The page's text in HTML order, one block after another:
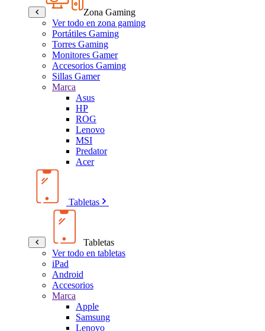
Zona Gaming
Ver todo en zona gaming
Portátiles Gaming
Torres Gaming
Monitores Gamer
Accesorios Gaming
Sillas Gamer
Marca
Asus
HP
ROG
Lenovo
MSI
Predator
Acer
Tabletas
Tabletas
Ver todo en tabletas
iPad
Android
Accesorios
Marca
Apple
Samsung
Lenovo